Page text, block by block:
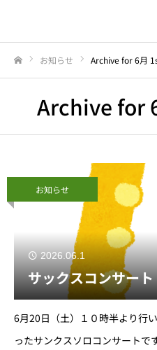
お知らせ Archive for 6月
Archive for
お知らせ
2026.06.1
サックスコンサート
6月20日（土）１０時半より行
ったサンクスソロコンサートで